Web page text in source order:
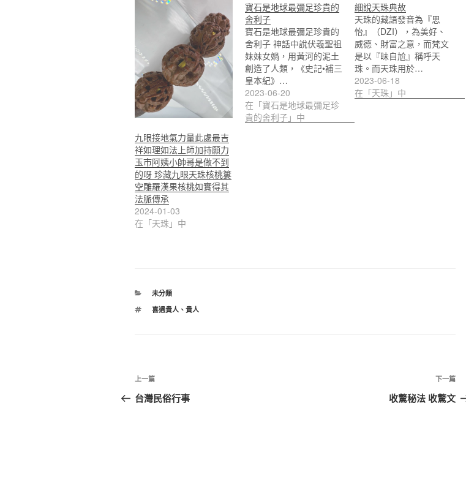
九眼接地氣力量此處最吉
祥如理如法上師加持願力
玉市阿姨小帥哥是做不到
的呀 珍藏九眼天珠核桃簍
空雕羅漢果核桃如實得其
法脈傳承
2024-01-03
在「天珠」中
寶石是地球最彌足珍貴的
舍利子
寶石是地球最彌足珍貴的
舍利子 神話中說伏羲聖祖
妹妹女媧，用黃河的泥土
創造了人類，《史記•補三
皇本紀》…
2023-06-20
在「寶石是地球最彌足珍
貴的舍利子」中
細說天珠典故
天珠的藏語發音為『思
怡』（DZI），為美好、
威德、財富之意，而梵文
是以『昧自尬』稱呼天
珠。而天珠用於…
2023-06-18
在「天珠」中
分
未分類
標
喜遇貴人、 貴人
文
章
上
一
上一篇
台灣民俗行事
下
一
下一篇
收驚秘法 收驚文